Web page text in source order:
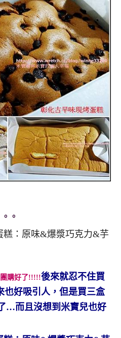
。
團購好了!!!!!後來就忍不住買
好吸引人，但是買三盒
…而且沒想到米寶兒也好